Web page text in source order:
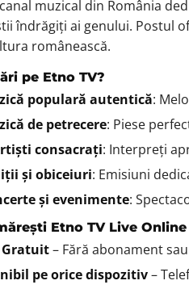
muzical din România
îndrăgiți ai genului. Postul
românească.
pe Etno TV?
populară autentică:
de petrecere: Piese
consacrați: Interpreți
și obiceiuri: Emisiuni
și evenimente:
Etno TV Live
Gratuit– Fără abonament
pe orice dispozitiv–